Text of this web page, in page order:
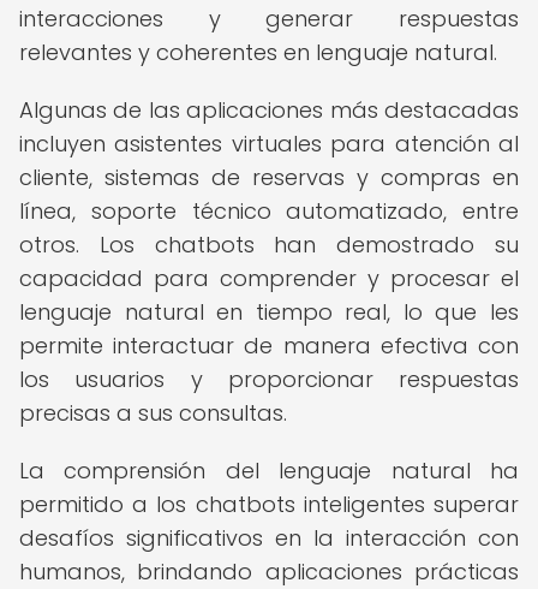
interacciones y generar respuestas
relevantes y coherentes en lenguaje natural.
Algunas de las aplicaciones más destacadas
incluyen asistentes virtuales para atención al
cliente, sistemas de reservas y compras en
línea, soporte técnico automatizado, entre
otros. Los chatbots han demostrado su
capacidad para comprender y procesar el
lenguaje natural en tiempo real, lo que les
permite interactuar de manera efectiva con
los usuarios y proporcionar respuestas
precisas a sus consultas.
La comprensión del lenguaje natural ha
permitido a los chatbots inteligentes superar
desafíos significativos en la interacción con
humanos, brindando aplicaciones prácticas